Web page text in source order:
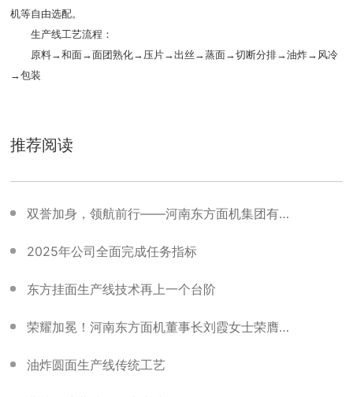
机等自由选配。
生产线工艺流程：
原料→和面→面团熟化→压片→出丝→蒸面→切断分排→油炸→风冷
→包装
推荐阅读
双誉加身，领航前行——河南东方面机集团有限
公司与董事长刘霞女士荣膺行业领军企业和行业
领军女性奖项
2025年公司全面完成任务指标
东方挂面生产线技术再上一个台阶
荣耀加冕！河南东方面机董事长刘霞女士荣膺郑
州市推进经济社会高质量发展先进个人
油炸圆面生产线传统工艺